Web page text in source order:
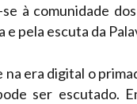
à comunidade
e pela escuta da
era digital o
ser escutado.